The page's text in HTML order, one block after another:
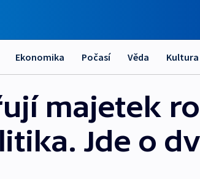
Ekonomika Počasí Věda Kultura
majetek
Jde o